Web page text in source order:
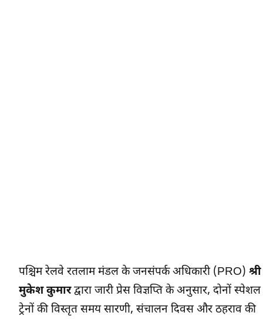
पश्चिम रेलवे रतलाम मंडल के जनसंपर्क अधिकारी (PRO) श्री
मुकेश कुमारद्वारा जारी प्रेस विज्ञप्ति के अनुसार, दोनों स्पेशल
ट्रेनों की विस्तृत समय सारणी, संचालन दिवस और ठहराव की